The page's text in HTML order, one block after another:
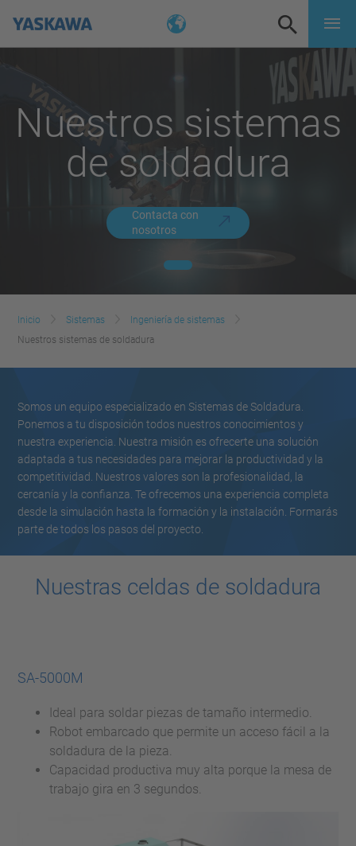
Nuestros sistemas
de soldadura
Contacta con
nosotros
Inicio Sistemas
Ingeniería de sistemas
Nuestros sistemas de soldadura
Somos un equipo especializado en Sistemas de Soldadura.
Ponemos a tu disposición todos nuestros conocimientos y
nuestra experiencia. Nuestra misión es ofrecerte una solución
adaptada a tus necesidades para mejorar la productividad y la
competitividad. Nuestros valores son la profesionalidad, la
cercanía y la confianza. Te ofrecemos una experiencia completa
desde la simulación hasta la formación y la instalación. Formarás
parte de todos los pasos del proyecto.
Nuestras celdas de soldadura
SA-5000M
Ideal para soldar piezas de tamaño intermedio.
Robot embarcado que permite un acceso fácil a la
soldadura de la pieza.
Capacidad productiva muy alta porque la mesa de
trabajo gira en 3 segundos.